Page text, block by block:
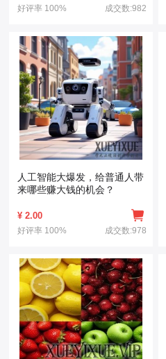
好评率 100% 成交数:982
人工智能大爆发，给普通人带
来哪些赚大钱的机会？
¥2.00
好评率 100% 成交数:978